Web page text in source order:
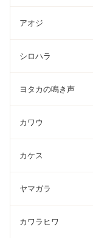
アオジ
シロハラ
ヨタカの鳴き声
カワウ
カケス
ヤマガラ
カワラヒワ